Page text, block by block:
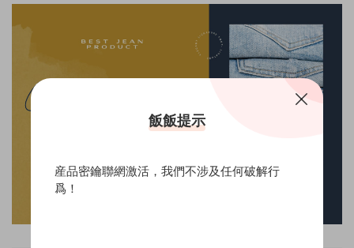
飯飯提示
産品密鑰聯網激活，我們不涉及任何破解行
爲！